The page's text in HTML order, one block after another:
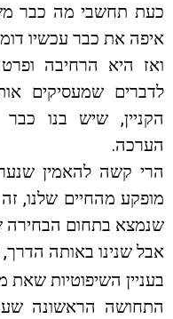
כעת תחשבי מה כבר
איפה את כבר עכשיו
ואז היא הרחיבה
לדברים שמעסיקים
הקניין, שיש בנו
הערכה.
הרי קשה להאמין
מופקע מהחיים שלנו, זה
שנמצא בתחום הבחירה
אבל שנינו באותה הדרך,
בעניין השיפוטיות
התחושה הראשונה